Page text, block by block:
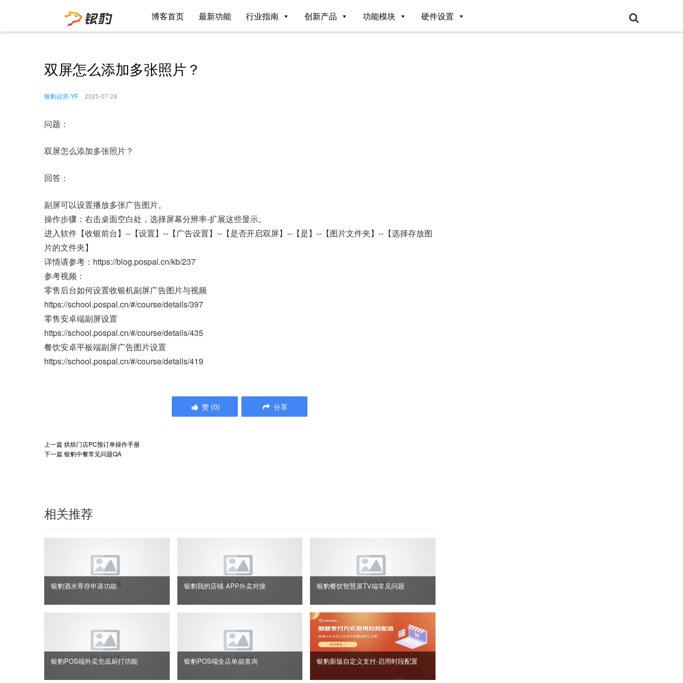
博客首页 最新功能 行业指南 创新产品 功能模块 硬件设置
双屏怎么添加多张照片？
银豹运营-YF 2025-07-28
问题：
双屏怎么添加多张照片？
回答：
副屏可以设置播放多张广告图片。
操作步骤：右击桌面空白处，选择屏幕分辨率-扩展这些显示。
进入软件【收银前台】--【设置】--【广告设置】--【是否开启双屏】--【是】--【图片文件夹】--【选择存放图
片的文件夹】
详情请参考：https://blog.pospal.cn/kb/237
参考视频：
零售后台如何设置收银机副屏广告图片与视频
https://school.pospal.cn/#/course/details/397
零售安卓端副屏设置
https://school.pospal.cn/#/course/details/435
餐饮安卓平板端副屏广告图片设置
https://school.pospal.cn/#/course/details/419
赞 (0) 分享
上一篇烘焙门店PC预订单操作手册
下一篇银豹中餐常见问题QA
相关推荐
银豹酒水寄存申请功能 银豹我的店铺 APP外卖对接 银豹餐饮智慧屏TV端常见问题
银豹POS端外卖兜底厨打功能 银豹POS端全店单据查询 银豹新版自定义支付‑启用时段配置